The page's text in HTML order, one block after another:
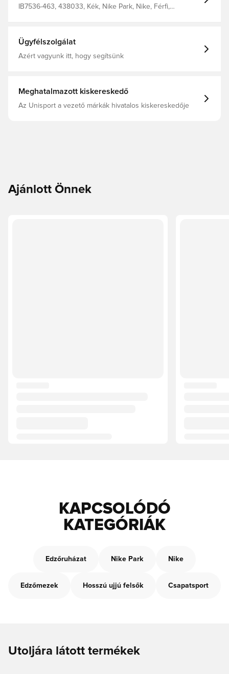
IB7536-463, 438033, Kék, Nike Park, Nike, Férfi,
Ügyfélszolgálat
Azért vagyunk itt, hogy segítsünk
Meghatalmazott kiskereskedő
Az Unisport a vezető márkák hivatalos kiskereskedője
Ajánlott Önnek
KAPCSOLÓDÓ
KATEGÓRIÁK
Edzőruházat Nike Park Nike
Edzőmezek Hosszú ujjú felsők Csapatsport
Utoljára látott termékek